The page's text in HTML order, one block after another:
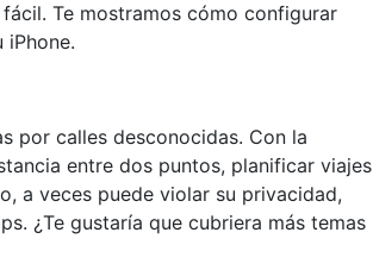
Te mostramos cómo configurar
por calles desconocidas. Con la
entre dos puntos, planificar viajes
a veces puede violar su privacidad,
¿Te gustaría que cubriera más temas